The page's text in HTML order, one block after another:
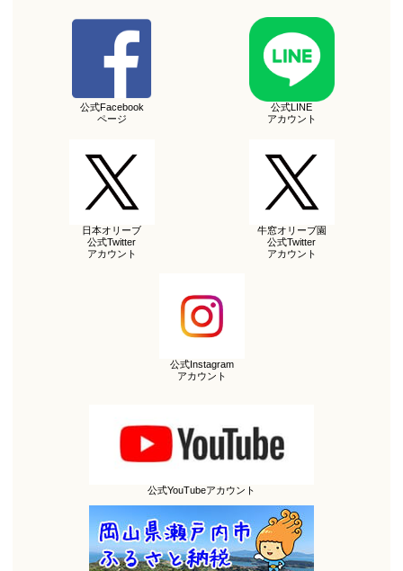
公式Facebook
ページ
公式LINE
アカウント
日本オリーブ
公式Twitter
アカウント
牛窓オリーブ園
公式Twitter
アカウント
公式Instagram
アカウント
公式YouTubeアカウント